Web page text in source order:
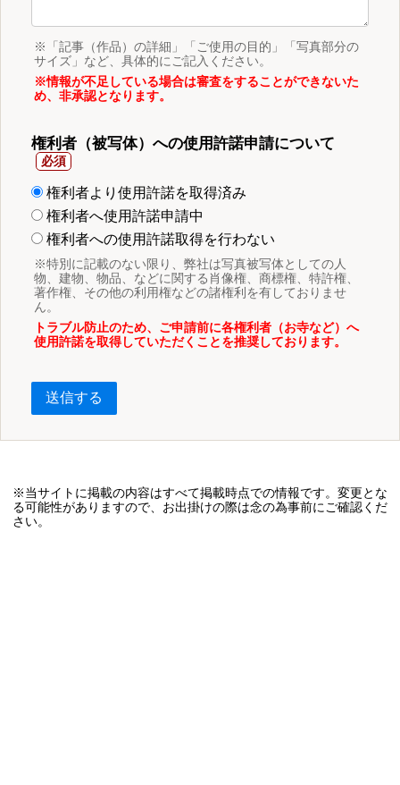
※「記事（作品）の詳細」「ご使用の目的」「写真部分の
サイズ」など、具体的にご記入ください。
※情報が不足している場合は審査をすることができないた
め、非承認となります。
権利者（被写体）への使用許諾申請について
権利者より使用許諾を取得済み
権利者へ使用許諾申請中
権利者への使用許諾取得を行わない
※特別に記載のない限り、弊社は写真被写体としての人
物、建物、物品、などに関する肖像権、商標権、特許権、
著作権、その他の利用権などの諸権利を有しておりませ
ん。
トラブル防止のため、ご申請前に各権利者（お寺など）へ
使用許諾を取得していただくことを推奨しております。
送信する
※当サイトに掲載の内容はすべて掲載時点での情報です。変更とな
る可能性がありますので、お出掛けの際は念の為事前にご確認くだ
さい。